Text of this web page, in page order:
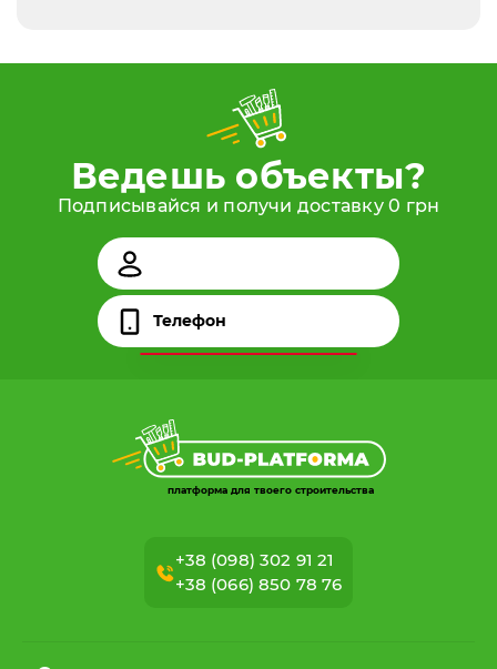
Ведешь объекты?
Подписывайся и получи доставку 0 грн
платформа для твоего строительства
+38 (098) 302 91 21
+38 (066) 850 78 76